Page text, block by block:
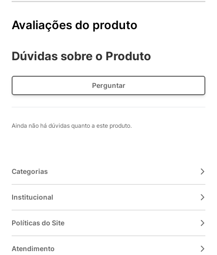
Avaliações do produto
Dúvidas sobre o Produto
Perguntar
Ainda não há dúvidas quanto a este produto.
Categorias
Institucional
Políticas do Site
Atendimento